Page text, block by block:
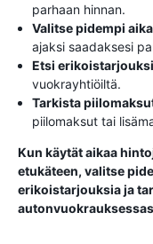
parhaan hinnan.
Valitse pidempi
ajaksi saadaksesi
Etsi
vuokrayhtiöiltä.
Tarkista
piilomaksut tai
Kun käytät aikaa
etukäteen, valitse
erikoistarjouksia ja